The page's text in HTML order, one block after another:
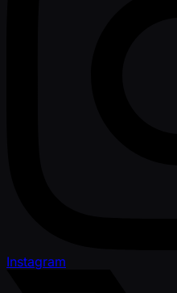
Instagram